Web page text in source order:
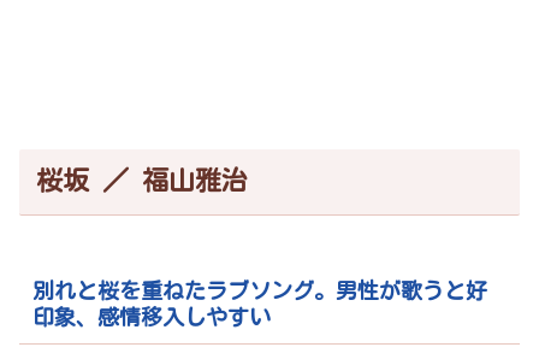
桜坂 ／ 福山雅治
別れと桜を重ねたラブソング。男性が歌うと好
印象、感情移入しやすい